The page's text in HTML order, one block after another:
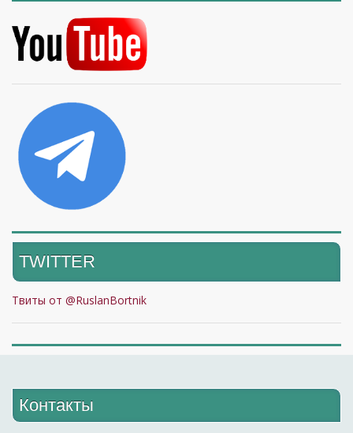
TWITTER
Твиты от @RuslanBortnik
Контакты